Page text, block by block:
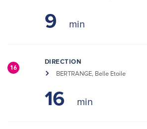
9
16
DIRECTION
BERTRANGE, Belle Etoile
16